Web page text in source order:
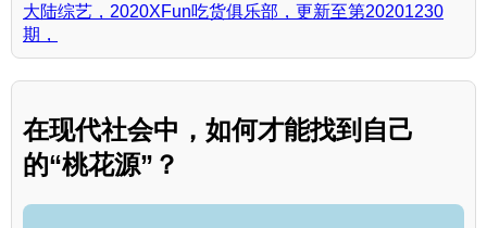
大陆综艺，2020XFun吃货俱乐部，更新至第20201230
期，
在现代社会中，如何才能找到自己
的“桃花源”？